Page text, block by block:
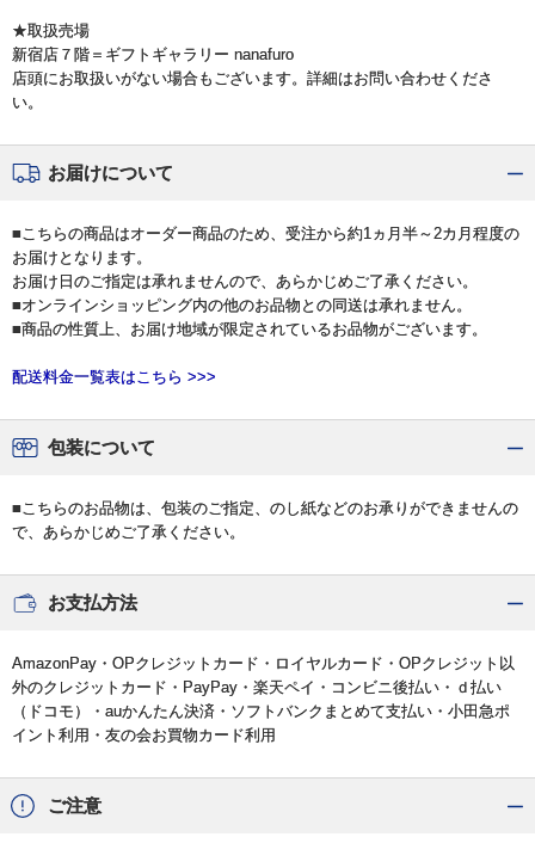
★取扱売場
新宿店７階＝ギフトギャラリー nanafuro
店頭にお取扱いがない場合もございます。詳細はお問い合わせくださ
い。
お届けについて
■こちらの商品はオーダー商品のため、受注から約1ヵ月半～2カ月程度の
お届けとなります。
お届け日のご指定は承れませんので、あらかじめご了承ください。
■オンラインショッピング内の他のお品物との同送は承れません。
■商品の性質上、お届け地域が限定されているお品物がございます。
配送料金一覧表はこちら >>>
包装について
■こちらのお品物は、包装のご指定、のし紙などのお承りができませんの
で、あらかじめご了承ください。
お支払方法
AmazonPay・OPクレジットカード・ロイヤルカード・OPクレジット以
外のクレジットカード・PayPay・楽天ペイ・コンビニ後払い・ｄ払い
（ドコモ）・auかんたん決済・ソフトバンクまとめて支払い・小田急ポ
イント利用・友の会お買物カード利用
ご注意